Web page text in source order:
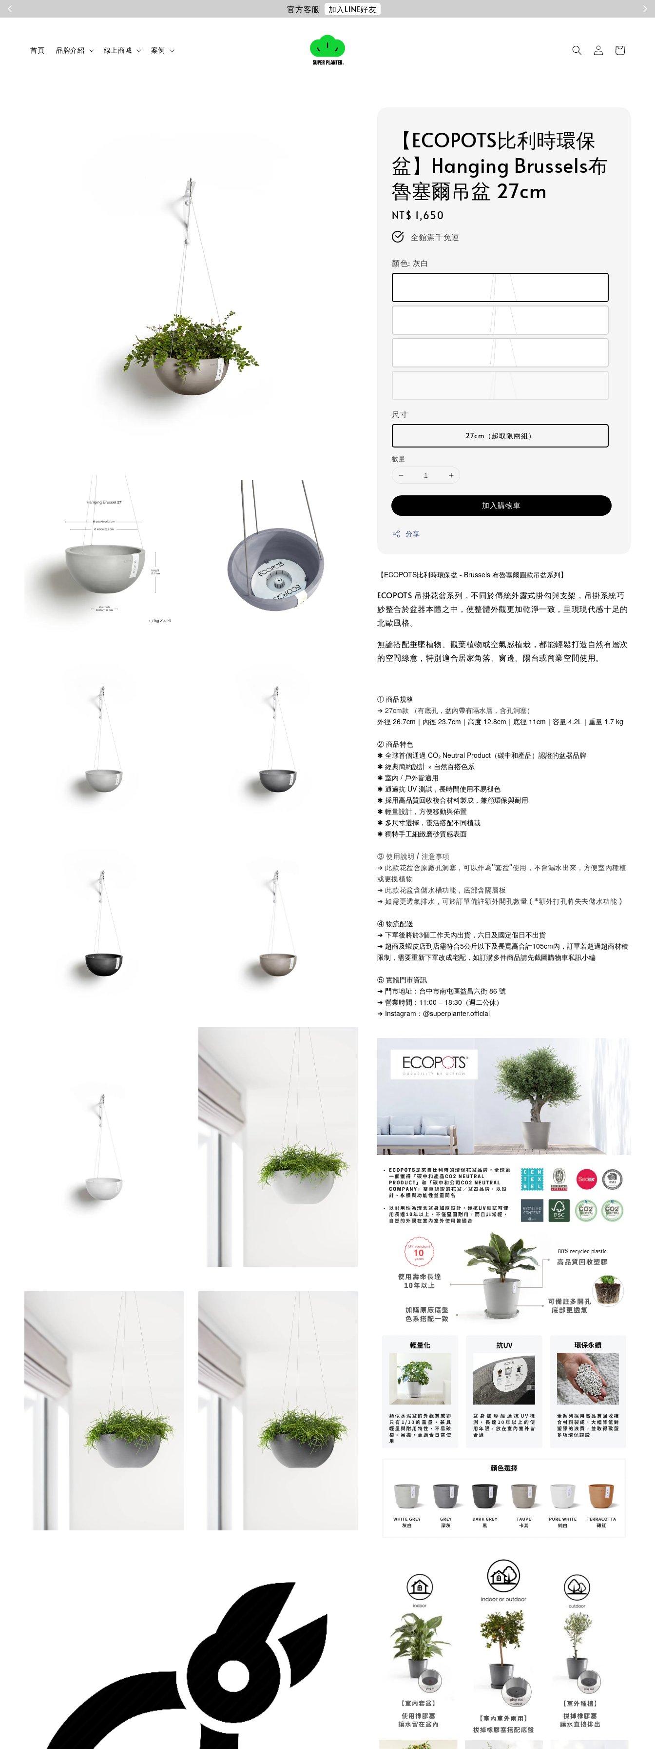
官方客服 加入LINE好友
首頁 品牌介紹 線上商城 案例
【ECOPOTS比利時環保
盆】Hanging Brussels布
魯塞爾吊盆 27cm
Regular
price
NT$ 1,650
全館滿千免運
顏色: 灰白
尺寸
27cm（超取限兩組）
數量
加入購物車
分享
【ECOPOTS比利時環保盆 - Brussels 布魯塞爾圓款吊盆系列】
ECOPOTS 吊掛花盆系列，不同於傳統外露式掛勾與支架，吊掛系統巧
妙整合於盆器本體之中，使整體外觀更加乾淨一致，呈現現代感十足的
北歐風格。
無論搭配垂墜植物、觀葉植物或空氣感植栽，都能輕鬆打造自然有層次
的空間綠意，特別適合居家角落、窗邊、陽台或商業空間使用。
① 商品規格
➜ 27cm款 （有底孔，盆內帶有隔水層，含孔洞塞）
外徑 26.7cm｜內徑 23.7cm｜高度 12.8cm｜底徑 11cm｜容量 4.2L ｜重量 1.7 kg
② 商品特色
✱ 全球首個通過 CO₂ Neutral Product（碳中和產品）認證的盆器品牌
✱ 經典簡約設計 × 自然百搭色系
✱ 室內 / 戶外皆適用
✱ 通過抗 UV 測試，長時間使用不易褪色
✱ 採用高品質回收複合材料製成，兼顧環保與耐用
✱ 輕量設計，方便移動與佈置
✱ 多尺寸選擇，靈活搭配不同植栽
✱ 獨特手工細緻磨砂質感表面
③ 使用說明 / 注意事項
➜ 此款花盆含原廠孔洞塞，可以作為"套盆"使用，不會漏水出來，方便室內種植
或更換植物
➜ 此款花盆含儲水槽功能，底部含隔層板
➜ 如需更透氣排水，可於訂單備註額外開孔數量 ( *額外打孔將失去儲水功能 )
④ 物流配送
➜ 下單後將於3個工作天內出貨，六日及國定假日不出貨
➜ 超商及蝦皮店到店需符合5公斤以下及長寬高合計105cm內，訂單若超過超商材積
限制，需要重新下單改成宅配，如訂購多件商品請先截圖購物車私訊小編
⑤ 實體門市資訊
➜ 門市地址：台中市南屯區益昌六街 86 號
➜ 營業時間：11:00 – 18:30（週二公休）
➜ Instagram：@superplanter.official